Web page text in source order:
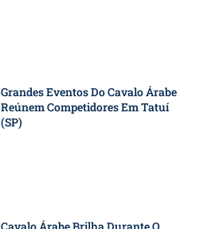
Grandes Eventos Do Cavalo Árabe
Reúnem Competidores Em Tatuí
(SP)